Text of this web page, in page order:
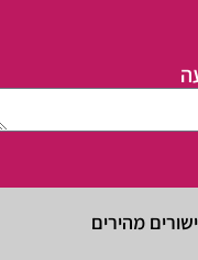
מהירים